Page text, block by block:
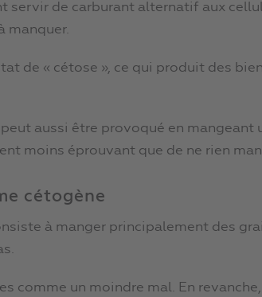
servir de carburant alternatif aux
manquer.
de « cétose », ce qui produit des
aussi être provoqué en mangeant
moins éprouvant que de ne rien
cétogène
à manger principalement des
comme un moindre mal. En